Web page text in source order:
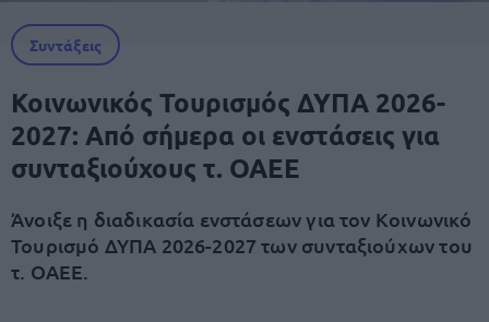
Συντάξεις
Κοινωνικός Τουρισμός ΔΥΠΑ 2026-
2027: Από σήμερα οι ενστάσεις για
συνταξιούχους τ. ΟΑΕΕ
Άνοιξε η διαδικασία ενστάσεων για τον Κοινωνικό
Τουρισμό ΔΥΠΑ 2026-2027 των συνταξιούχων του
τ. ΟΑΕΕ.